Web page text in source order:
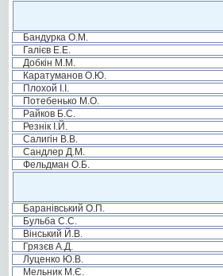
Бандурка О.М.
Галієв Е.Е.
Добкін М.М.
Каратуманов О.Ю.
Плохой І.І.
Потебенько М.О.
Райков Б.С.
Резнік І.Й.
Салигін В.В.
Сандлер Д.М.
Фельдман О.Б.
Баранівський О.П.
Бульба С.С.
Вінський Й.В.
Грязєв А.Д.
Луценко Ю.В.
Мельник М.Є.